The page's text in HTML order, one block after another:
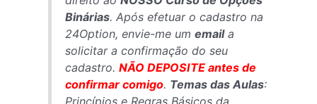
Binárias. Após efetuar o cadastro na
24Option, envie-me umemaila
solicitar a confirmação do seu
cadastro.NÃO DEPOSITE antes de
confirmar comigo. Temas das Aulas:
Princípios e Regras Básicos da